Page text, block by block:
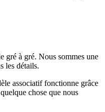
gré à gré. Nous sommes une
les détails.
associatif fonctionne grâce
chose que nous